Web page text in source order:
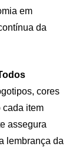
em
da
cores
cada item
assegura
lembrança da